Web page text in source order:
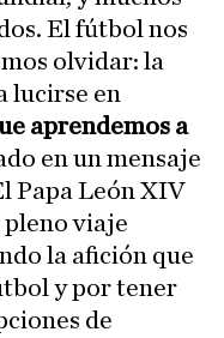
El fútbol nos
olvidar: la
lucirse en
aprendemos a
en un mensaje
Papa León XIV
pleno viaje
la afición que
y por tener
de